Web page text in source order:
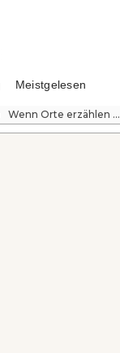
Meistgelesen
Wenn Orte erzählen ...